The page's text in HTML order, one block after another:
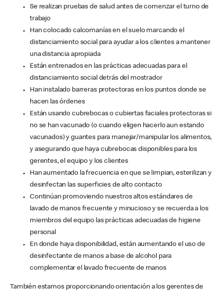
Se realizan pruebas de salud antes de comenzar el turno de
trabajo
Han colocado calcomanías en el suelo marcando el
distanciamiento social para ayudar a los clientes a mantener
una distancia apropiada
Están entrenados en las prácticas adecuadas para el
distanciamiento social detrás del mostrador
Han instalado barreras protectoras en los puntos donde se
hacen las órdenes
Están usando cubrebocas o cubiertas faciales protectoras si
no se han vacunado (o cuando eligen hacerlo aun estando
vacunados) y guantes para manejar/manipular los alimentos,
y asegurando que haya cubrebocas disponibles para los
gerentes, el equipo y los clientes
Han aumentado la frecuencia en que se limpian, esterilizan y
desinfectan las superficies de alto contacto
Continúan promoviendo nuestros altos estándares de
lavado de manos frecuente y minucioso y se recuerda a los
miembros del equipo las prácticas adecuadas de higiene
personal
En donde haya disponibilidad, están aumentando el uso de
desinfectante de manos a base de alcohol para
complementar el lavado frecuente de manos
También estamos proporcionando orientación a los gerentes de